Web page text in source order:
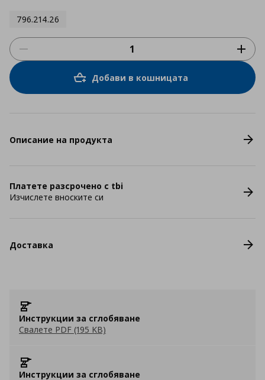
796.214.26
Добави в кошницата
Описание на продукта
Платете разсрочено с tbi
Изчислете вноските си
Доставка
Инструкции за сглобяване
Свалете PDF (195 KB)
Инструкции за сглобяване